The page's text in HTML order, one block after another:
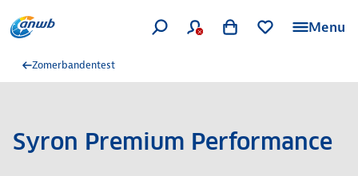
Menu
Zomerbandentest
Syron Premium Performance